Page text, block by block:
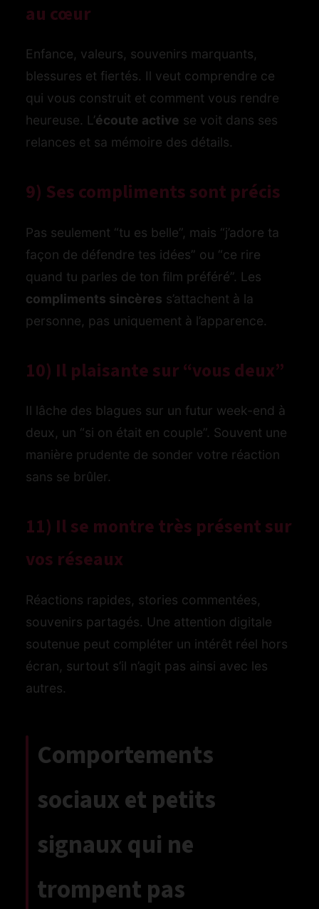
au cœur
Enfance, valeurs, souvenirs marquants,
blessures et fiertés. Il veut comprendre ce
qui vous construit et comment vous rendre
heureuse. L’écoute active se voit dans ses
relances et sa mémoire des détails.
9) Ses compliments sont précis
Pas seulement “tu es belle”, mais “j’adore ta
façon de défendre tes idées” ou “ce rire
quand tu parles de ton film préféré”. Les
compliments sincères s’attachent à la
personne, pas uniquement à l’apparence.
10) Il plaisante sur “vous deux”
Il lâche des blagues sur un futur week-end à
deux, un “si on était en couple”. Souvent une
manière prudente de sonder votre réaction
sans se brûler.
11) Il se montre très présent sur
vos réseaux
Réactions rapides, stories commentées,
souvenirs partagés. Une attention digitale
soutenue peut compléter un intérêt réel hors
écran, surtout s’il n’agit pas ainsi avec les
autres.
Comportements
sociaux et petits
signaux qui ne
trompent pas